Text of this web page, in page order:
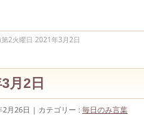
第2火曜日 2021年3月2日
月2日
月26日 カテゴリー : 毎日のみ言葉